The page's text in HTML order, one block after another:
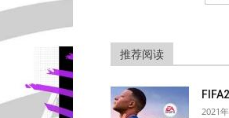
推荐阅读
2021